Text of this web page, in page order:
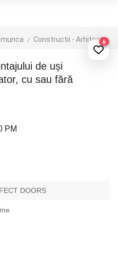
munca Constructii - Arhitectura - Design6
cu sau fără
PM
DOORS